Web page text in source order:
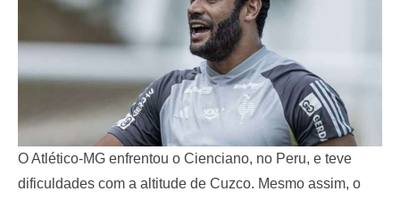
O Atlético-MG enfrentou o Cienciano, no Peru, e teve
dificuldades com a altitude de Cuzco. Mesmo assim, o